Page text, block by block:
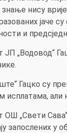
нису
јаче
и
ЈП „Водовод“
Гацко су
исплатама, али
ОШ „Свети
запослених у